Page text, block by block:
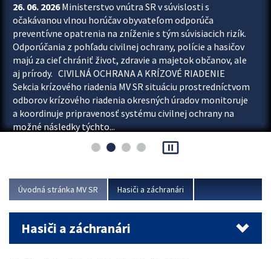
26. 06. 2026Ministerstvo vnútra SR v súvislosti s
očakávanou vlnou horúčav obyvateľom odporúča
preventívne opatrenia na zníženie s tým súvisiacich rizík.
Odporúčania z pohľadu civilnej ochrany, polície a hasičov
majú za cieľ chrániť život, zdravie a majetok občanov, ale
aj prírody. CIVILNÁ OCHRANA A KRÍZOVÉ RIADENIE
Sekcia krízového riadenia MV SR situáciu prostredníctvom
odborov krízového riadenia okresných úradov monitoruje
a koordinuje pripravenosť systému civilnej ochrany na
možné následky týchto...
pause_presentation
Úvodná stránka MV SR Hasiči a záchranári
Hasiči a záchranári